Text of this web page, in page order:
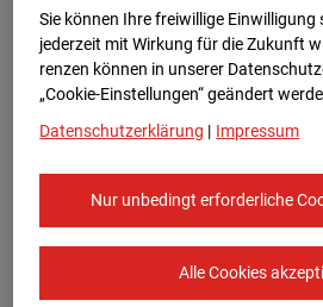
Sie können Ihre freiwillige
jederzeit mit Wirkung für die Zukunft
renzen können in unserer
„Cookie-Einstellungen“ geändert
Datenschutzerklärung | Impressum
Nur unbedingt erforderliche
Alle Cookies